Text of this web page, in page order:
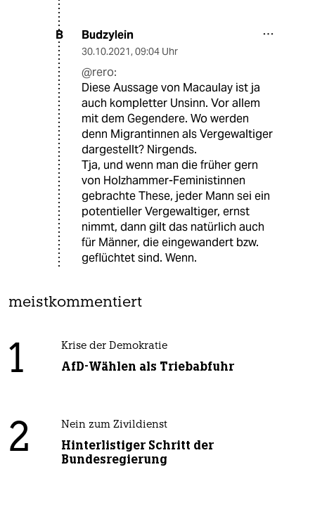
B Budzylein
30.10.2021, 09:04 Uhr
@rero:
Diese Aussage von Macaulay ist ja
auch kompletter Unsinn. Vor allem
mit dem Gegendere. Wo werden
denn Migrantinnen als Vergewaltiger
dargestellt? Nirgends.
Tja, und wenn man die früher gern
von Holzhammer-Feministinnen
gebrachte These, jeder Mann sei ein
potentieller Vergewaltiger, ernst
nimmt, dann gilt das natürlich auch
für Männer, die eingewandert bzw.
geflüchtet sind. Wenn.
meistkommentiert
1 Krise der Demokratie
AfD-Wählen als Triebabfuhr
2 Nein zum Zivildienst
Hinterlistiger Schritt der
Bundesregierung